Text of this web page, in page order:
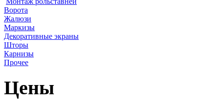
Ворота
Жалюзи
Маркизы
Декоративные экраны
Шторы
Карнизы
Прочее
Цены